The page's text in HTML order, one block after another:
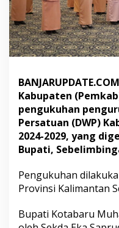
n
,
B
e
r
u
t
J
a
j
a
r
n
e
g
Kabupaten
pengukuhan
Persatuan (DWP)
2024-2029, yang
Bupati,
Pengukuhan
Provinsi Kalimantan
Bupati Kotabaru